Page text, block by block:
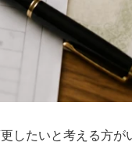
したいと考える方が